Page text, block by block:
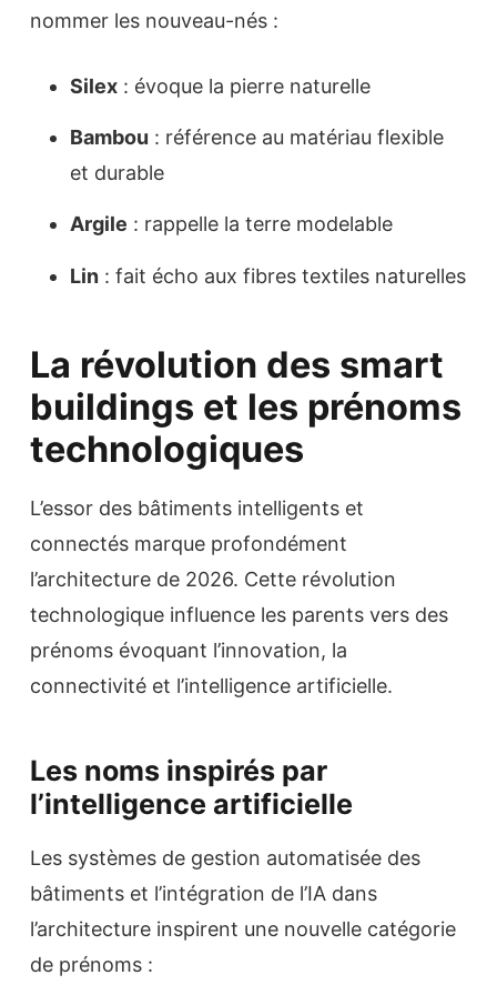
nommer les nouveau-nés :
Silex : évoque la pierre naturelle
Bambou : référence au matériau flexible
et durable
Argile : rappelle la terre modelable
Lin : fait écho aux fibres textiles naturelles
La révolution des smart
buildings et les prénoms
technologiques
L’essor des bâtiments intelligents et
connectés marque profondément
l’architecture de 2026. Cette révolution
technologique influence les parents vers des
prénoms évoquant l’innovation, la
connectivité et l’intelligence artificielle.
Les noms inspirés par
l’intelligence artificielle
Les systèmes de gestion automatisée des
bâtiments et l’intégration de l’IA dans
l’architecture inspirent une nouvelle catégorie
de prénoms :